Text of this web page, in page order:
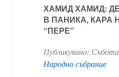
ХАМИД ХАМИД:
В ПАНИКА, КАРА
“ПЕРЕ”
Публикувано:
Народно събрание